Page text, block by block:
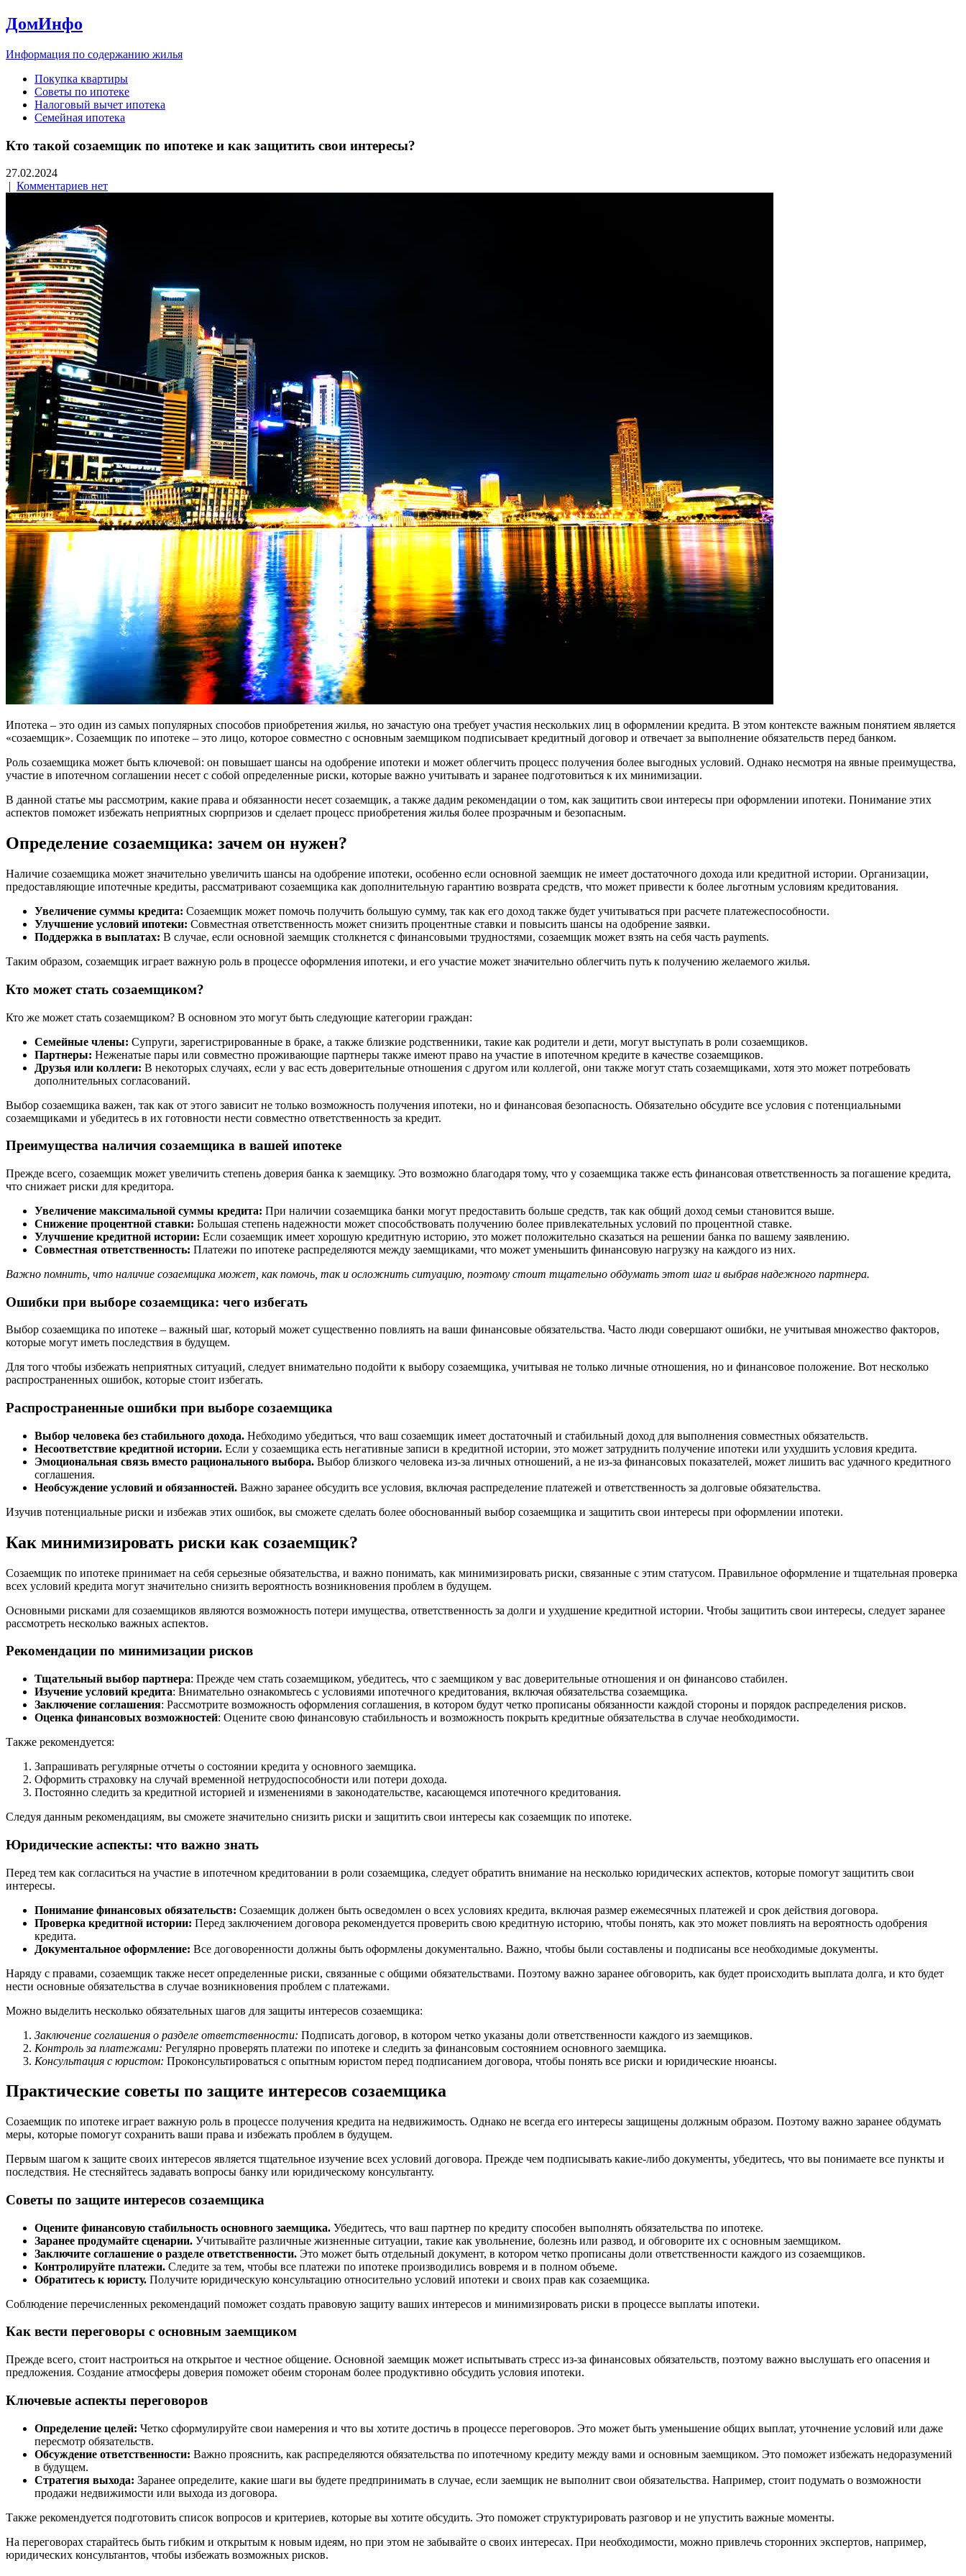
ДомИнфо
Информация по содержанию жилья
Покупка квартиры
Советы по ипотеке
Налоговый вычет ипотека
Семейная ипотека
Кто такой созаемщик по ипотеке и как защитить свои интересы?
27.02.2024
| Комментариев нет
Ипотека – это один из самых популярных способов приобретения жилья, но зачастую она требует участия нескольких лиц в оформлении кредита. В этом контексте важным понятием является
«созаемщик». Созаемщик по ипотеке – это лицо, которое совместно с основным заемщиком подписывает кредитный договор и отвечает за выполнение обязательств перед банком.
Роль созаемщика может быть ключевой: он повышает шансы на одобрение ипотеки и может облегчить процесс получения более выгодных условий. Однако несмотря на явные преимущества,
участие в ипотечном соглашении несет с собой определенные риски, которые важно учитывать и заранее подготовиться к их минимизации.
В данной статье мы рассмотрим, какие права и обязанности несет созаемщик, а также дадим рекомендации о том, как защитить свои интересы при оформлении ипотеки. Понимание этих
аспектов поможет избежать неприятных сюрпризов и сделает процесс приобретения жилья более прозрачным и безопасным.
Определение созаемщика: зачем он нужен?
Наличие созаемщика может значительно увеличить шансы на одобрение ипотеки, особенно если основной заемщик не имеет достаточного дохода или кредитной истории. Организации,
предоставляющие ипотечные кредиты, рассматривают созаемщика как дополнительную гарантию возврата средств, что может привести к более льготным условиям кредитования.
Увеличение суммы кредита: Созаемщик может помочь получить большую сумму, так как его доход также будет учитываться при расчете платежеспособности.
Улучшение условий ипотеки: Совместная ответственность может снизить процентные ставки и повысить шансы на одобрение заявки.
Поддержка в выплатах: В случае, если основной заемщик столкнется с финансовыми трудностями, созаемщик может взять на себя часть payments.
Таким образом, созаемщик играет важную роль в процессе оформления ипотеки, и его участие может значительно облегчить путь к получению желаемого жилья.
Кто может стать созаемщиком?
Кто же может стать созаемщиком? В основном это могут быть следующие категории граждан:
Семейные члены: Супруги, зарегистрированные в браке, а также близкие родственники, такие как родители и дети, могут выступать в роли созаемщиков.
Партнеры: Неженатые пары или совместно проживающие партнеры также имеют право на участие в ипотечном кредите в качестве созаемщиков.
Друзья или коллеги: В некоторых случаях, если у вас есть доверительные отношения с другом или коллегой, они также могут стать созаемщиками, хотя это может потребовать
дополнительных согласований.
Выбор созаемщика важен, так как от этого зависит не только возможность получения ипотеки, но и финансовая безопасность. Обязательно обсудите все условия с потенциальными
созаемщиками и убедитесь в их готовности нести совместно ответственность за кредит.
Преимущества наличия созаемщика в вашей ипотеке
Прежде всего, созаемщик может увеличить степень доверия банка к заемщику. Это возможно благодаря тому, что у созаемщика также есть финансовая ответственность за погашение кредита,
что снижает риски для кредитора.
Увеличение максимальной суммы кредита: При наличии созаемщика банки могут предоставить больше средств, так как общий доход семьи становится выше.
Снижение процентной ставки: Большая степень надежности может способствовать получению более привлекательных условий по процентной ставке.
Улучшение кредитной истории: Если созаемщик имеет хорошую кредитную историю, это может положительно сказаться на решении банка по вашему заявлению.
Совместная ответственность: Платежи по ипотеке распределяются между заемщиками, что может уменьшить финансовую нагрузку на каждого из них.
Важно помнить, что наличие созаемщика может, как помочь, так и осложнить ситуацию, поэтому стоит тщательно обдумать этот шаг и выбрав надежного партнера.
Ошибки при выборе созаемщика: чего избегать
Выбор созаемщика по ипотеке – важный шаг, который может существенно повлиять на ваши финансовые обязательства. Часто люди совершают ошибки, не учитывая множество факторов,
которые могут иметь последствия в будущем.
Для того чтобы избежать неприятных ситуаций, следует внимательно подойти к выбору созаемщика, учитывая не только личные отношения, но и финансовое положение. Вот несколько
распространенных ошибок, которые стоит избегать.
Распространенные ошибки при выборе созаемщика
Выбор человека без стабильного дохода. Небходимо убедиться, что ваш созаемщик имеет достаточный и стабильный доход для выполнения совместных обязательств.
Несоответствие кредитной истории. Если у созаемщика есть негативные записи в кредитной истории, это может затруднить получение ипотеки или ухудшить условия кредита.
Эмоциональная связь вместо рационального выбора. Выбор близкого человека из-за личных отношений, а не из-за финансовых показателей, может лишить вас удачного кредитного
соглашения.
Необсуждение условий и обязанностей. Важно заранее обсудить все условия, включая распределение платежей и ответственность за долговые обязательства.
Изучив потенциальные риски и избежав этих ошибок, вы сможете сделать более обоснованный выбор созаемщика и защитить свои интересы при оформлении ипотеки.
Как минимизировать риски как созаемщик?
Созаемщик по ипотеке принимает на себя серьезные обязательства, и важно понимать, как минимизировать риски, связанные с этим статусом. Правильное оформление и тщательная проверка
всех условий кредита могут значительно снизить вероятность возникновения проблем в будущем.
Основными рисками для созаемщиков являются возможность потери имущества, ответственность за долги и ухудшение кредитной истории. Чтобы защитить свои интересы, следует заранее
рассмотреть несколько важных аспектов.
Рекомендации по минимизации рисков
Тщательный выбор партнера: Прежде чем стать созаемщиком, убедитесь, что с заемщиком у вас доверительные отношения и он финансово стабилен.
Изучение условий кредита: Внимательно ознакомьтесь с условиями ипотечного кредитования, включая обязательства созаемщика.
Заключение соглашения: Рассмотрите возможность оформления соглашения, в котором будут четко прописаны обязанности каждой стороны и порядок распределения рисков.
Оценка финансовых возможностей: Оцените свою финансовую стабильность и возможность покрыть кредитные обязательства в случае необходимости.
Также рекомендуется:
Запрашивать регулярные отчеты о состоянии кредита у основного заемщика.
Оформить страховку на случай временной нетрудоспособности или потери дохода.
Постоянно следить за кредитной историей и изменениями в законодательстве, касающемся ипотечного кредитования.
Следуя данным рекомендациям, вы сможете значительно снизить риски и защитить свои интересы как созаемщик по ипотеке.
Юридические аспекты: что важно знать
Перед тем как согласиться на участие в ипотечном кредитовании в роли созаемщика, следует обратить внимание на несколько юридических аспектов, которые помогут защитить свои
интересы.
Понимание финансовых обязательств: Созаемщик должен быть осведомлен о всех условиях кредита, включая размер ежемесячных платежей и срок действия договора.
Проверка кредитной истории: Перед заключением договора рекомендуется проверить свою кредитную историю, чтобы понять, как это может повлиять на вероятность одобрения
кредита.
Документальное оформление: Все договоренности должны быть оформлены документально. Важно, чтобы были составлены и подписаны все необходимые документы.
Наряду с правами, созаемщик также несет определенные риски, связанные с общими обязательствами. Поэтому важно заранее обговорить, как будет происходить выплата долга, и кто будет
нести основные обязательства в случае возникновения проблем с платежами.
Можно выделить несколько обязательных шагов для защиты интересов созаемщика:
Заключение соглашения о разделе ответственности: Подписать договор, в котором четко указаны доли ответственности каждого из заемщиков.
Контроль за платежами: Регулярно проверять платежи по ипотеке и следить за финансовым состоянием основного заемщика.
Консультация с юристом: Проконсультироваться с опытным юристом перед подписанием договора, чтобы понять все риски и юридические нюансы.
Практические советы по защите интересов созаемщика
Созаемщик по ипотеке играет важную роль в процессе получения кредита на недвижимость. Однако не всегда его интересы защищены должным образом. Поэтому важно заранее обдумать
меры, которые помогут сохранить ваши права и избежать проблем в будущем.
Первым шагом к защите своих интересов является тщательное изучение всех условий договора. Прежде чем подписывать какие-либо документы, убедитесь, что вы понимаете все пункты и
последствия. Не стесняйтесь задавать вопросы банку или юридическому консультанту.
Советы по защите интересов созаемщика
Оцените финансовую стабильность основного заемщика. Убедитесь, что ваш партнер по кредиту способен выполнять обязательства по ипотеке.
Заранее продумайте сценарии. Учитывайте различные жизненные ситуации, такие как увольнение, болезнь или развод, и обговорите их с основным заемщиком.
Заключите соглашение о разделе ответственности. Это может быть отдельный документ, в котором четко прописаны доли ответственности каждого из созаемщиков.
Контролируйте платежи. Следите за тем, чтобы все платежи по ипотеке производились вовремя и в полном объеме.
Обратитесь к юристу. Получите юридическую консультацию относительно условий ипотеки и своих прав как созаемщика.
Соблюдение перечисленных рекомендаций поможет создать правовую защиту ваших интересов и минимизировать риски в процессе выплаты ипотеки.
Как вести переговоры с основным заемщиком
Прежде всего, стоит настроиться на открытое и честное общение. Основной заемщик может испытывать стресс из-за финансовых обязательств, поэтому важно выслушать его опасения и
предложения. Создание атмосферы доверия поможет обеим сторонам более продуктивно обсудить условия ипотеки.
Ключевые аспекты переговоров
Определение целей: Четко сформулируйте свои намерения и что вы хотите достичь в процессе переговоров. Это может быть уменьшение общих выплат, уточнение условий или даже
пересмотр обязательств.
Обсуждение ответственности: Важно прояснить, как распределяются обязательства по ипотечному кредиту между вами и основным заемщиком. Это поможет избежать недоразумений
в будущем.
Стратегия выхода: Заранее определите, какие шаги вы будете предпринимать в случае, если заемщик не выполнит свои обязательства. Например, стоит подумать о возможности
продажи недвижимости или выхода из договора.
Также рекомендуется подготовить список вопросов и критериев, которые вы хотите обсудить. Это поможет структурировать разговор и не упустить важные моменты.
На переговорах старайтесь быть гибким и открытым к новым идеям, но при этом не забывайте о своих интересах. При необходимости, можно привлечь сторонних экспертов, например,
юридических консультантов, чтобы избежать возможных рисков.